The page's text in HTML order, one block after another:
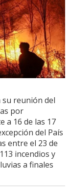
su reunión del
por
a 16 de las 17
del País
entre el 23 de
incendios y
a finales